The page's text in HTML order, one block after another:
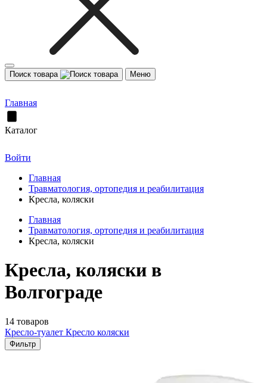
Поиск товара Меню
Главная
Каталог
Войти
Главная
Травматология, ортопедия и реабилитация
Кресла, коляски
Главная
Травматология, ортопедия и реабилитация
Кресла, коляски
Кресла, коляски в
Волгограде
14 товаров
Кресло-туалет Кресло коляски
Фильтр